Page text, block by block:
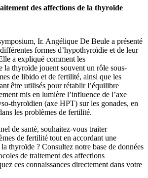
des affections de la thyroïde
Ir. Angélique De Beule a présenté
formes d’hypothyroïdie et de leur
a expliqué comment les
la thyroïde jouent souvent un rôle sous-
de libido et de fertilité, ainsi que les
être utilisés pour rétablir l’équilibre
mis en lumière l’influence de l’axe
thyroïdien (axe HPT) sur les gonades, en
les problèmes de fertilité.
de santé, souhaitez-vous traiter
de fertilité tout en accordant une
thyroïde ? Consultez notre base de données
de traitement des affections
ces connaissances directement dans votre